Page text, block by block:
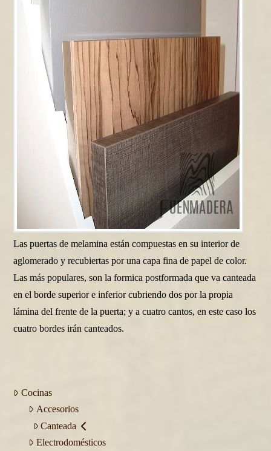
Las puertas de melamina están compuestas en su interior de
aglomerado y recubiertas por una capa fina de papel de color.
Las más populares, son la formica postformada que va canteada
en el borde superior e inferior cubriendo dos por la propia
lámina del frente de la puerta; y a cuatro cantos, en este caso los
cuatro bordes irán canteados.
Cocinas
Accesorios
Canteada
Electrodomésticos